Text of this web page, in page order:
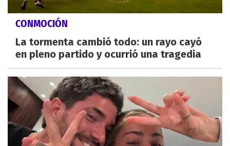
CONMOCIÓN
La tormenta cambió todo: un rayo cayó
en pleno partido y ocurrió una tragedia